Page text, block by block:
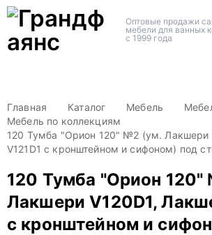
Оптовые продажи
мебели для ванных
с 1999 года
Главная Каталог Мебель
Мебель по коллекциям
120 Тумба "Орион 120" №2 (ум. Лакшери
V121D1 с кронштейном и сифоном) под
120 Тумба "Орион
Лакшери V120D1,
с кронштейном и